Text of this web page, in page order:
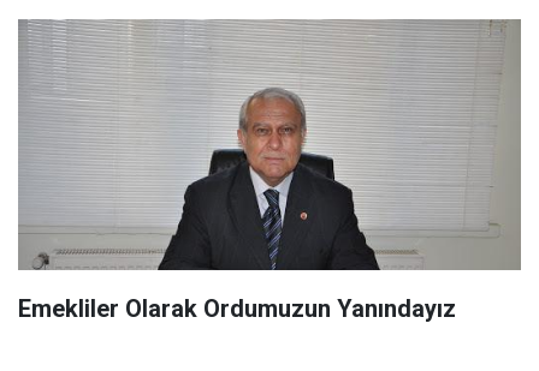
Emekliler Olarak Ordumuzun Yanındayız